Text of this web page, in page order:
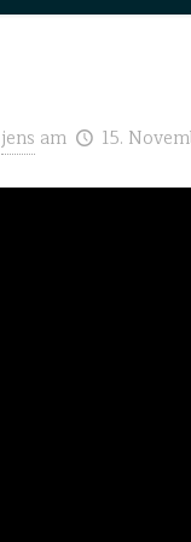
jens am 15.